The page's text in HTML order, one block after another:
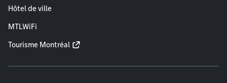
Hôtel de ville
MTLWiFi
Tourisme Montréal